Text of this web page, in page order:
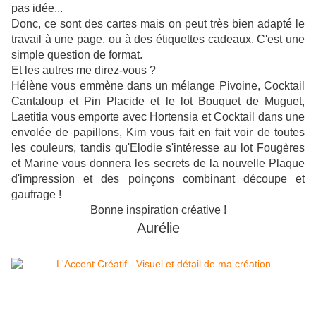
pas idée...
Donc, ce sont des cartes mais on peut très bien adapté le
travail à une page, ou à des étiquettes cadeaux. C'est une
simple question de format.
Et les autres me direz-vous ?
Hélène vous emmène dans un mélange Pivoine, Cocktail
Cantaloup et Pin Placide et le lot Bouquet de Muguet,
Laetitia vous emporte avec Hortensia et Cocktail dans une
envolée de papillons, Kim vous fait en fait voir de toutes
les couleurs, tandis qu'Elodie s'intéresse au lot Fougères
et Marine vous donnera les secrets de la nouvelle Plaque
d'impression et des poinçons combinant découpe et
gaufrage !
Bonne inspiration créative !
Aurélie